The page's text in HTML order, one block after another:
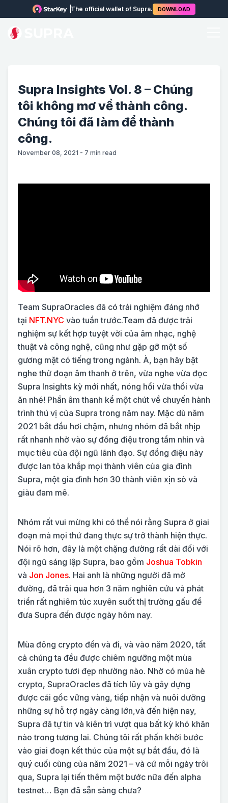
The official wallet of Supra. DOWNLOAD
Supra Insights Vol. 8 – Chúng
tôi không mơ về thành công.
Chúng tôi đã làm để thành
công.
November 08, 2021 - 7 min read
Team SupraOracles đã có trải nghiệm đáng nhớ
tại NFT.NYC vào tuần trước.Team đã được trải
nghiệm sự kết hợp tuyệt vời của âm nhạc, nghệ
thuật và công nghệ, cũng như gặp gỡ một số
gương mặt có tiếng trong ngành. À, bạn hãy bật
nghe thử đoạn âm thanh ở trên, vừa nghe vừa đọc
Supra Insights kỳ mới nhất, nóng hổi vừa thổi vừa
ăn nhé! Phần âm thanh kể một chút về chuyến hành
trình thú vị của Supra trong năm nay. Mặc dù năm
2021 bắt đầu hơi chậm, nhưng nhóm đã bắt nhịp
rất nhanh nhờ vào sự đồng điệu trong tầm nhìn và
mục tiêu của đội ngũ lãnh đạo. Sự đồng điệu này
được lan tỏa khắp mọi thành viên của gia đình
Supra, một gia đình hơn 30 thành viên xịn sò và
giàu đam mê.
Nhóm rất vui mừng khi có thể nói rằng Supra ở giai
đoạn mà mọi thứ đang thực sự trở thành hiện thực.
Nói rõ hơn, đây là một chặng đường rất dài đối với
đội ngũ sáng lập Supra, bao gồm Joshua Tobkin
và Jon Jones. Hai anh là những người đã mở
đường, đã trải qua hơn 3 năm nghiên cứu và phát
triển rất nghiêm túc xuyên suốt thị trường gấu để
đưa Supra đến được ngày hôm nay.
Mùa đông crypto đến và đi, và vào năm 2020, tất
cả chúng ta đều được chiêm ngưỡng một mùa
xuân crypto tươi đẹp nhường nào. Nhờ có mùa hè
crypto, SupraOracles đã tích lũy và gây dựng
được cái gốc vững vàng, tiếp nhận và nuôi dưỡng
những sự hỗ trợ ngày càng lớn,và đến hiện nay,
Supra đã tự tin và kiên trì vượt qua bất kỳ khó khăn
nào trong tương lai. Chúng tôi rất phấn khởi bước
vào giai đoạn kết thúc của một sự bắt đầu, đó là
quý cuối cùng của năm 2021 – và cứ mỗi ngày trôi
qua, Supra lại tiến thêm một bước nữa đến alpha
testnet… Bạn đã sẵn sàng chưa?